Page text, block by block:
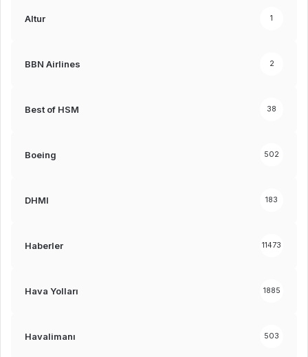
Altur 1
BBN Airlines 2
Best of HSM 38
Boeing 502
DHMI 183
Haberler 11473
Hava Yolları 1885
Havalimanı 503